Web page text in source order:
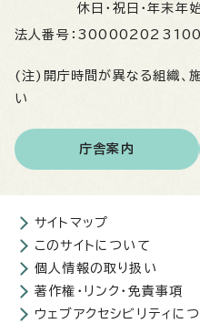
休日・祝日・年末年
法人番号：
(注)開庁時間が異なる組織、
い
庁舎案内
サイトマップ
このサイトについて
個人情報の取り扱い
著作権・リンク・免責事項
ウェブアクセシビリティに